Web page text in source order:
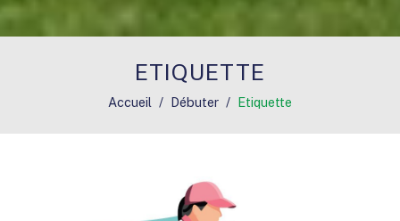
ETIQUETTE
Accueil Débuter Etiquette